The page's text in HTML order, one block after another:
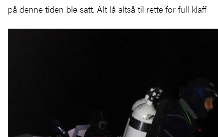
på denne tiden ble satt. Alt lå altså til rette for full klaff.